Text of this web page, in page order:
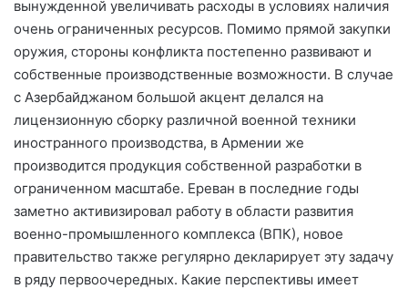
вынужденной увеличивать расходы в условиях наличия
очень ограниченных ресурсов. Помимо прямой закупки
оружия, стороны конфликта постепенно развивают и
собственные производственные возможности. В случае
с Азербайджаном большой акцент делался на
лицензионную сборку различной военной техники
иностранного производства, в Армении же
производится продукция собственной разработки в
ограниченном масштабе. Ереван в последние годы
заметно активизировал работу в области развития
военно-промышленного комплекса (ВПК), новое
правительство также регулярно декларирует эту задачу
в ряду первоочередных. Какие перспективы имеет